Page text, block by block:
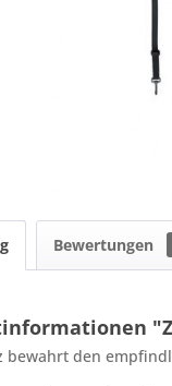
Bewertungen
bewahrt den